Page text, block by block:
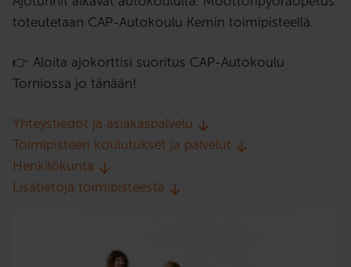
toteutetaan CAP-Autokoulu Kemin toimipisteellä.
👉 Aloita ajokorttisi suoritus CAP-Autokoulu
Torniossa jo tänään!
Yhteystiedot ja asiakaspalvelu
Toimipisteen koulutukset ja palvelut
Henkilökunta
Lisätietoja toimipisteestä